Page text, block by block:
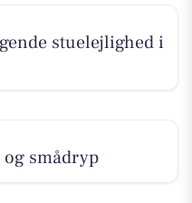
stuelejlighed i
smådryp